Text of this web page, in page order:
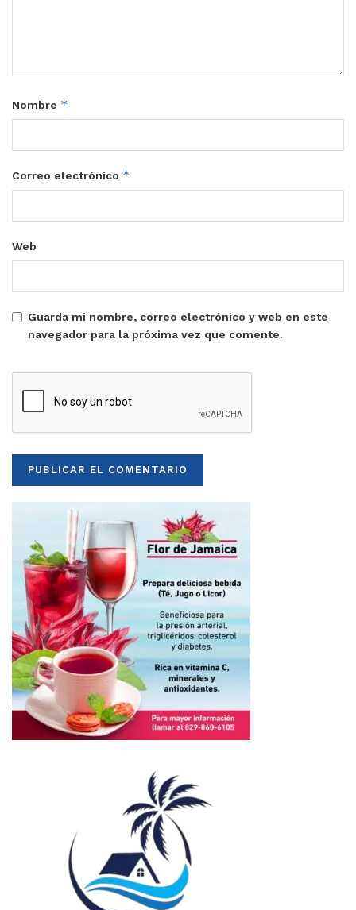
Nombre *
Correo electrónico *
Web
Guarda mi nombre, correo electrónico y web en este
navegador para la próxima vez que comente.